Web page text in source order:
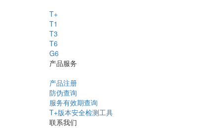
T+
T1
T3
T6
G6
产品服务
产品注册
防伪查询
服务有效期查询
T+版本安全检测工具
联系我们